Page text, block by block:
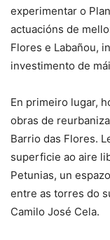
experimentar o
actuacións de
Flores e Labañou,
investimento de
En primeiro lugar,
obras de
Barrio das Flores.
superficie ao aire
Petunias, un
entre as torres do
Camilo José Cela.